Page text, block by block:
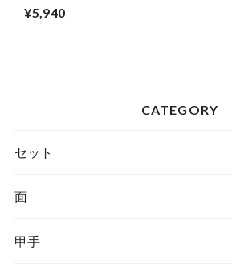
¥5,940
CATEGORY
セット
面
甲手